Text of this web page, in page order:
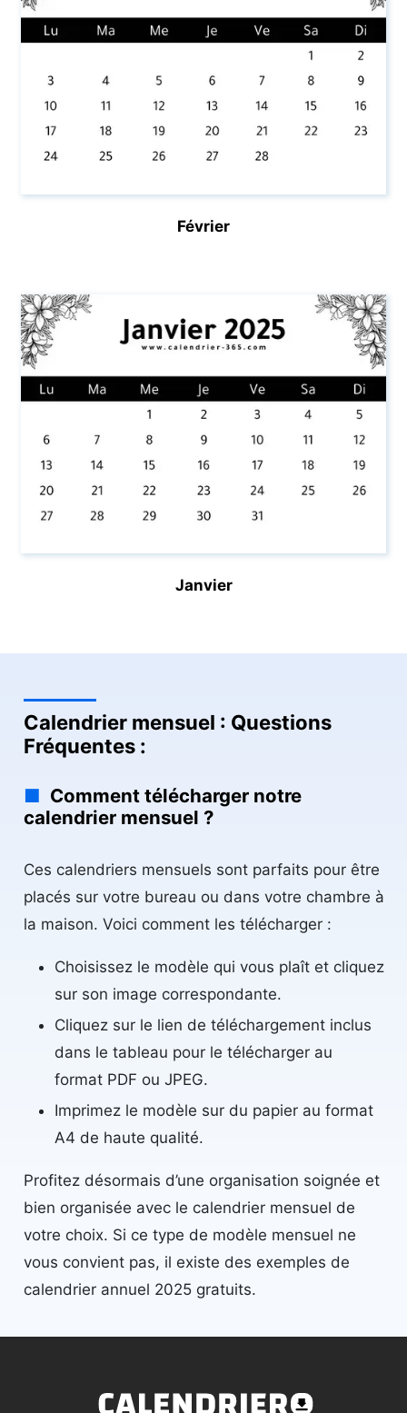
Février
Janvier
Calendrier mensuel : Questions
Fréquentes :
Comment télécharger notre
calendrier mensuel ?
Ces calendriers mensuels sont parfaits pour être
placés sur votre bureau ou dans votre chambre à
la maison. Voici comment les télécharger :
Choisissez le modèle qui vous plaît et cliquez
sur son image correspondante.
Cliquez sur le lien de téléchargement inclus
dans le tableau pour le télécharger au
format PDF ou JPEG.
Imprimez le modèle sur du papier au format
A4 de haute qualité.
Profitez désormais d’une organisation soignée et
bien organisée avec le calendrier mensuel de
votre choix. Si ce type de modèle mensuel ne
vous convient pas, il existe des exemples de
calendrier annuel 2025 gratuits.